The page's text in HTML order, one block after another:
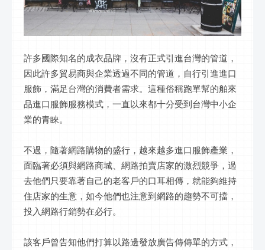
許多國際知名的成衣品牌，沒有正式引進台灣的管道，
因此許多貿易商與企業透過不同的管道，自行引進進口
服飾，滿足台灣的消費者需求。這種俗稱跑單幫的舶來
品進口服飾服務模式，一直以來都十分受到台灣中小企
業的青睞。
不過，隨著網路購物的盛行，越來越多進口服飾產業，
面臨著必須與網路商城、網路拍賣店家的激烈競爭，過
去他們只要靠著自己的老客戶的口耳相傳，就能夠維持
住店家的生意，如今他們也注意到網路的趨勢不可擋，
投入網路行銷勢在必行。
該客戶曾告知他們打算以路邊發放廣告傳傳單的方式，